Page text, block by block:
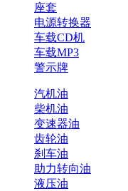
座套
电源转换器
车载CD机
车载MP3
警示牌
汽机油
柴机油
变速器油
齿轮油
刹车油
助力转向油
液压油